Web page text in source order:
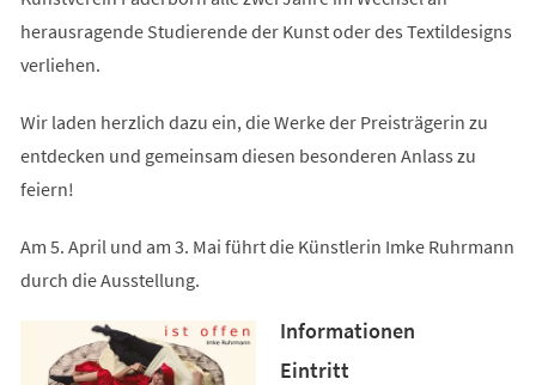
herausragende Studierende der Kunst oder des Textildesigns
verliehen.
Wir laden herzlich dazu ein, die Werke der Preisträgerin zu
entdecken und gemeinsam diesen besonderen Anlass zu
feiern!
Am 5. April und am 3. Mai führt die Künstlerin Imke Ruhrmann
durch die Ausstellung.
Informationen
Eintritt